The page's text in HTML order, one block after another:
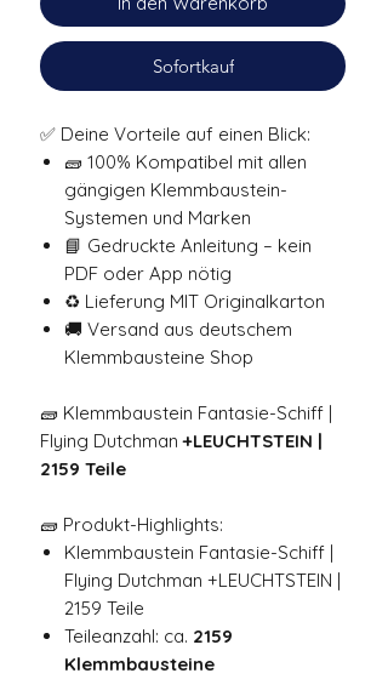
Sofortkauf
✅ Deine Vorteile auf einen Blick:
🧱 100% Kompatibel mit allen
gängigen Klemmbaustein-
Systemen und Marken
📘 Gedruckte Anleitung – kein
PDF oder App nötig
♻️ Lieferung MIT Originalkarton
🚚 Versand aus deutschem
Klemmbausteine Shop
🧱 Klemmbaustein Fantasie-Schiff |
Flying Dutchman+LEUCHTSTEIN |
2159 Teile
🧱 Produkt-Highlights:
Klemmbaustein Fantasie-Schiff |
Flying Dutchman +LEUCHTSTEIN |
2159 Teile
Teileanzahl: ca. 2159
Klemmbausteine